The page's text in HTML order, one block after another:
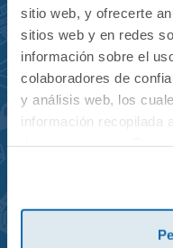
sitio web, y ofrecerte
sitios web y en redes
información sobre el
colaboradores de
y análisis web, los
información recopilada